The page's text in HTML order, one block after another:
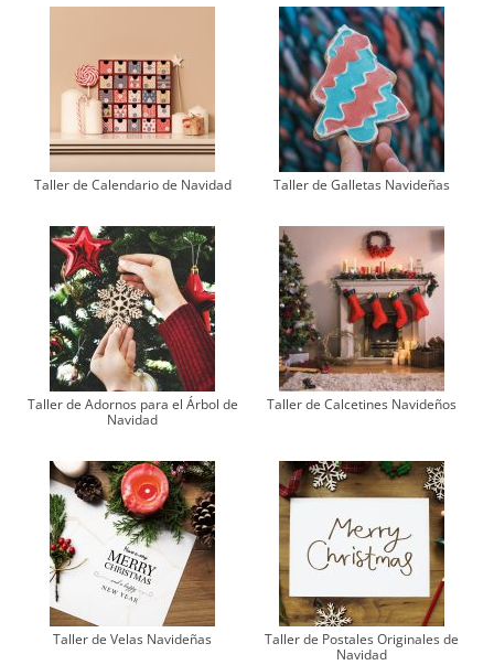
Taller de Calendario de Navidad Taller de Galletas Navideñas
Taller de Adornos para el Árbol de
Navidad
Taller de Calcetines Navideños
Taller de Velas Navideñas
Taller de Postales Originales de
Navidad